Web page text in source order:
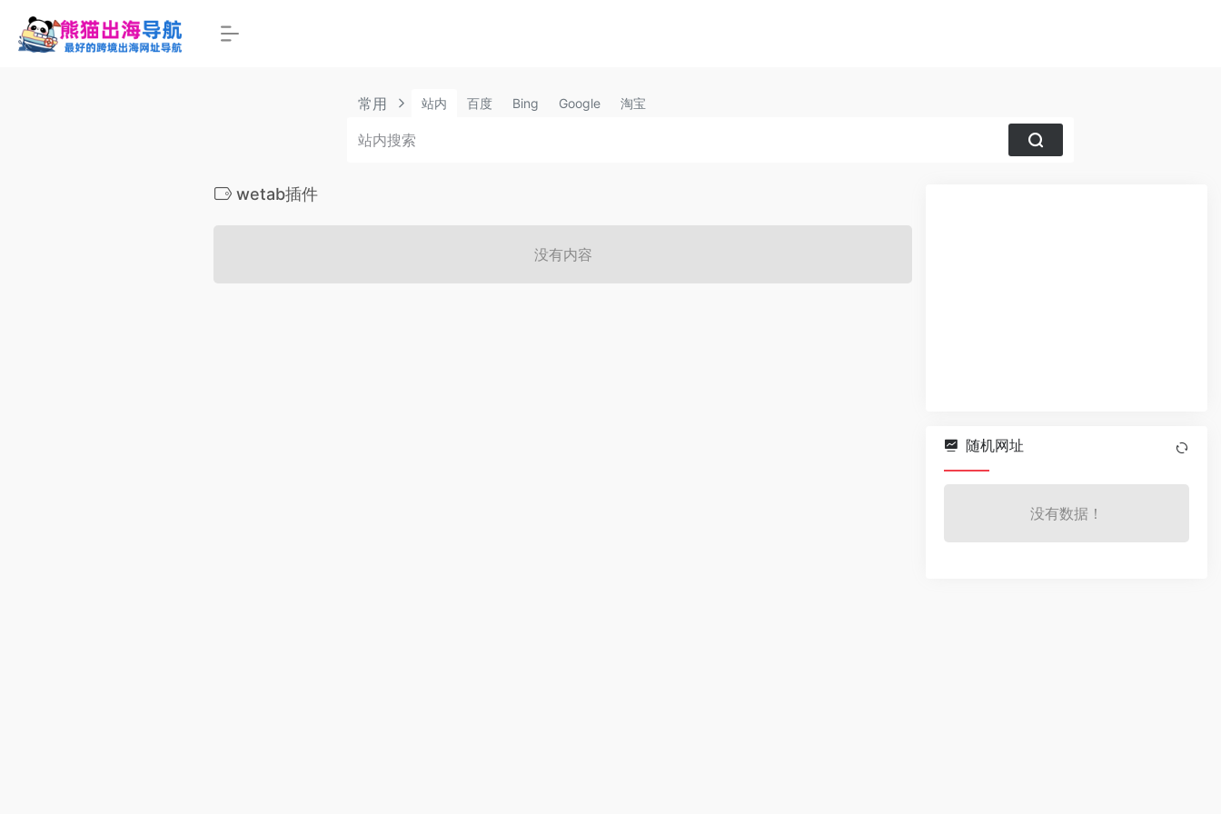
常用 站内 百度 Bing Google 淘宝
wetab插件
没有内容
随机网址
没有数据！